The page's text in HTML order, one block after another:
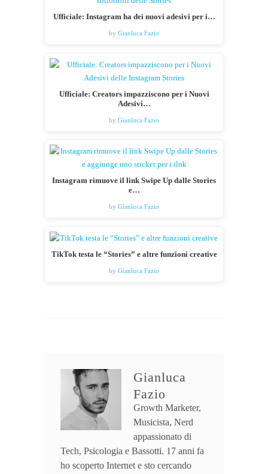
Ufficiale: Instagram ha dei nuovi adesivi per i…
by Gianluca Fazio
Ufficiale: Creators impazziscono per i Nuovi
Adesivi…
by Gianluca Fazio
Instagram rimuove il link Swipe Up dalle Stories
e…
by Gianluca Fazio
TikTok testa le “Stories” e altre funzioni creative
by Gianluca Fazio
Gianluca
Fazio
Growth Marketer,
Musicista, Nerd
appassionato di
Tech, Psicologia e Bassotti. 17 anni fa
ho scoperto Internet e sto cercando